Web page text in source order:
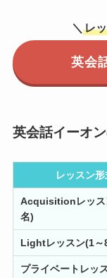
＼ レ
英会
英会話イーオ
レッスン形
Acquisitionレッス
名)
Lightレッスン(1～
プライベートレッ